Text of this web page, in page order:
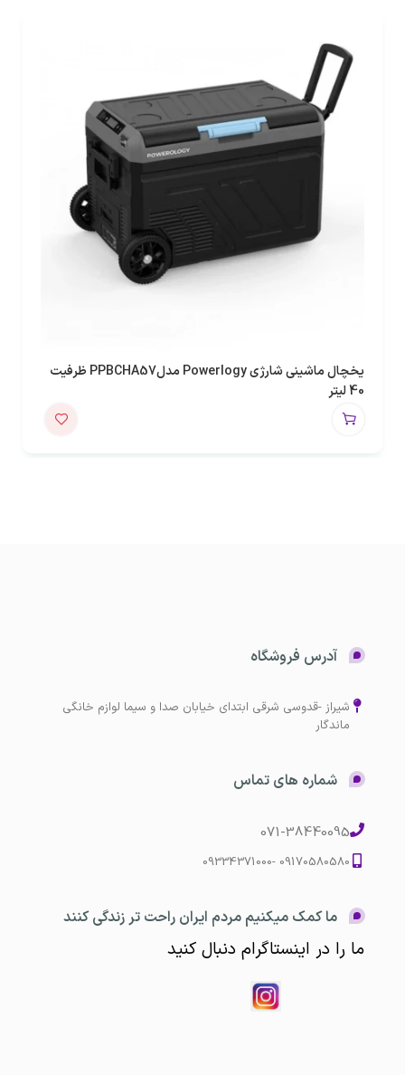
یخچال ماشینی شارژی Powerlogy مدلPPBCHA57 ظرفیت
40 لیتر
آدرس فروشگاه
شیراز -قدوسی شرقی ابتدای خیابان صدا و سیما لوازم خانگی
ماندگار
شماره های تماس
071-38440095
09170580580 -09334371000
ما کمک میکنیم مردم ایران راحت تر زندگی کنند
ما را در اینستاگرام دنبال کنید